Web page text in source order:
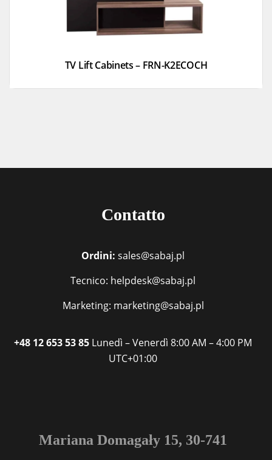
TV Lift Cabinets – FRN-K2ECOCH
Contatto
Ordini: sales@sabaj.pl
Tecnico: helpdesk@sabaj.pl
Marketing: marketing@sabaj.pl
+48 12 653 53 85 Lunedì – Venerdì 8:00 AM – 4:00 PM
UTC+01:00
Mariana Domagały 15, 30-741